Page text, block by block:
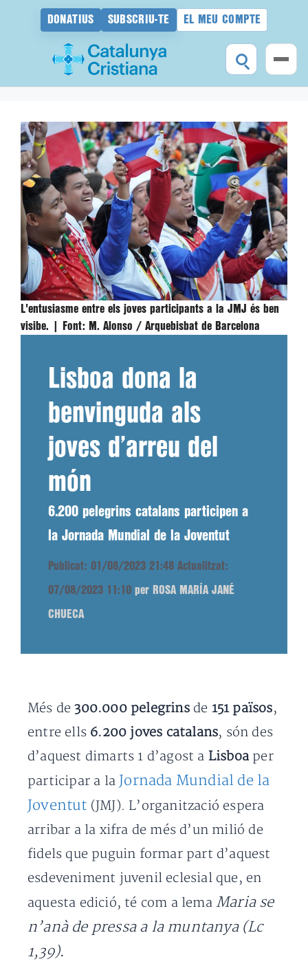
DONATIUS SUBSCRIU-TE EL MEU COMPTE
contingut
L'entusiasme entre els joves participants a la JMJ és ben
visibe. |
Font: M. Alonso / Arquebisbat de Barcelona
Lisboa dona la
benvinguda als
joves d’arreu del
món
6.200 pelegrins catalans participen a
la Jornada Mundial de la Joventut
Publicat: 01/08/2023 21:48 Actualitzat:
07/08/2023 11:10 per ROSA MARÍA JANÉ
CHUECA
Més de300.000 pelegrinsde 151 països,
entre ells 6.200 joves catalans, són des
d’aquest dimarts 1 d’agost a Lisboa per
participar a la Jornada Mundial de la
Joventut (JMJ). L’organització espera
arribar a la xifra de més d’un milió de
fidels que puguin formar part d’aquest
esdeveniment juvenil eclesial que, en
aquesta edició, té com a lema Maria se
n’anà de pressa a la muntanya (Lc
1,39).